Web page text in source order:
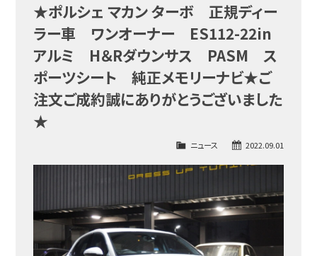
アクセス
お問い合わせ
★ポルシェ マカン ターボ 正規ディー
ラー車 ワンオーナー ES112-22in
アルミ H＆Rダウンサス PASM ス
ポーツシート 純正メモリーナビ★ご
注文ご成約誠にありがとうございました
★
2022.09.01
ニュース